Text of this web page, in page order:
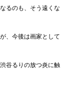
るのも、そう遠くな
、今後は画家として
谷るりの放つ炎に触